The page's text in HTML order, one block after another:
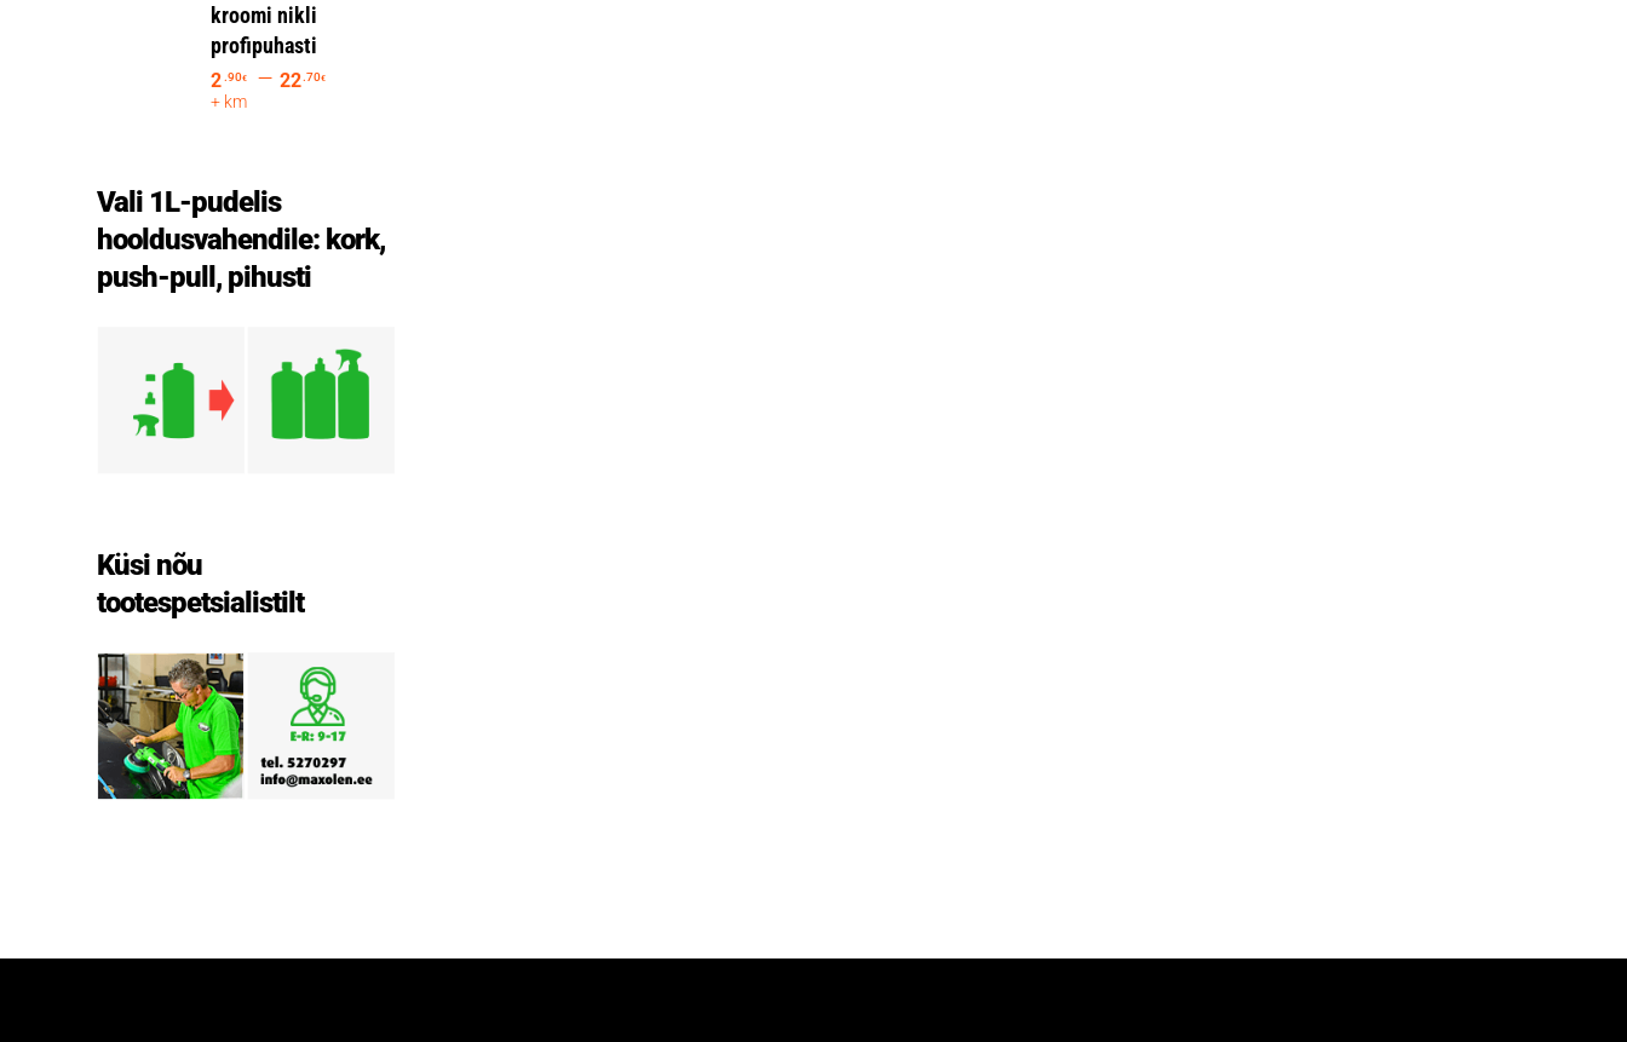
kroomi nikli
profipuhasti
2.90€ – 22.70€
+ km
Vali 1L-pudelis
hooldusvahendile: kork,
push-pull, pihusti
Küsi nõu
tootespetsialistilt